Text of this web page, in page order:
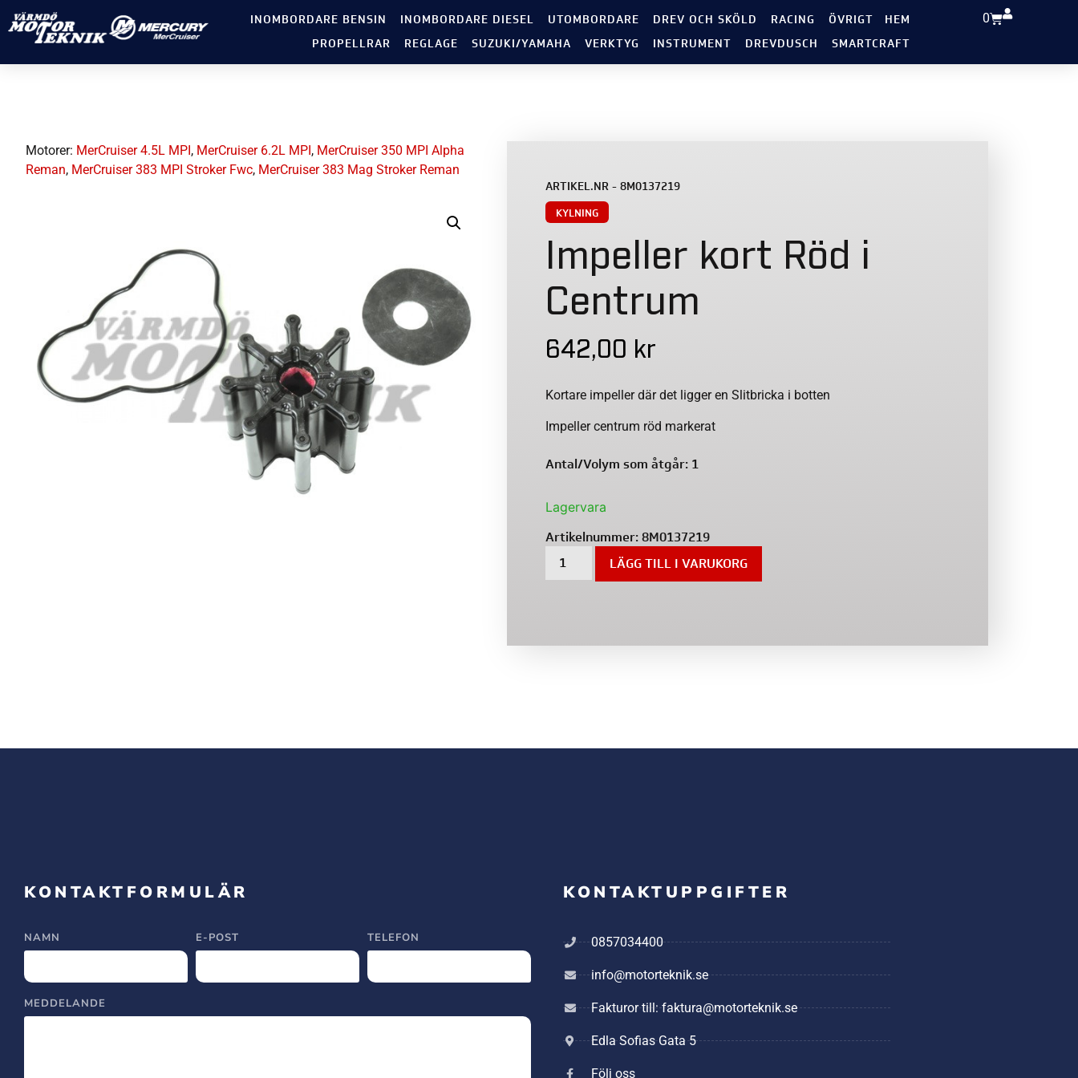
INOMBORDARE BENSIN INOMBORDARE DIESEL UTOMBORDARE DREV OCH SKÖLD RACING ÖVRIGT
HEM
PROPELLRAR
REGLAGE SUZUKI/YAMAHA VERKTYG INSTRUMENT DREVDUSCH SMARTCRAFT
0
Motorer: MerCruiser 4.5L MPI, MerCruiser 6.2L MPI, MerCruiser 350 MPI Alpha
Reman, MerCruiser 383 MPI Stroker Fwc, MerCruiser 383 Mag Stroker Reman
ARTIKEL.NR - 8M0137219
KYLNING
Impeller kort Röd i
Centrum
642,00 kr
Kortare impeller där det ligger en Slitbricka i botten
Impeller centrum röd markerat
Antal/Volym som åtgår: 1
Lagervara
Artikelnummer:8M0137219
LÄGG TILL I VARUKORG
KONTAKTFORMULÄR
NAMN E-POST TELEFON
MEDDELANDE
KONTAKTUPPGIFTER
0857034400
info@motorteknik.se
Fakturor till: faktura@motorteknik.se
Edla Sofias Gata 5
Följ oss